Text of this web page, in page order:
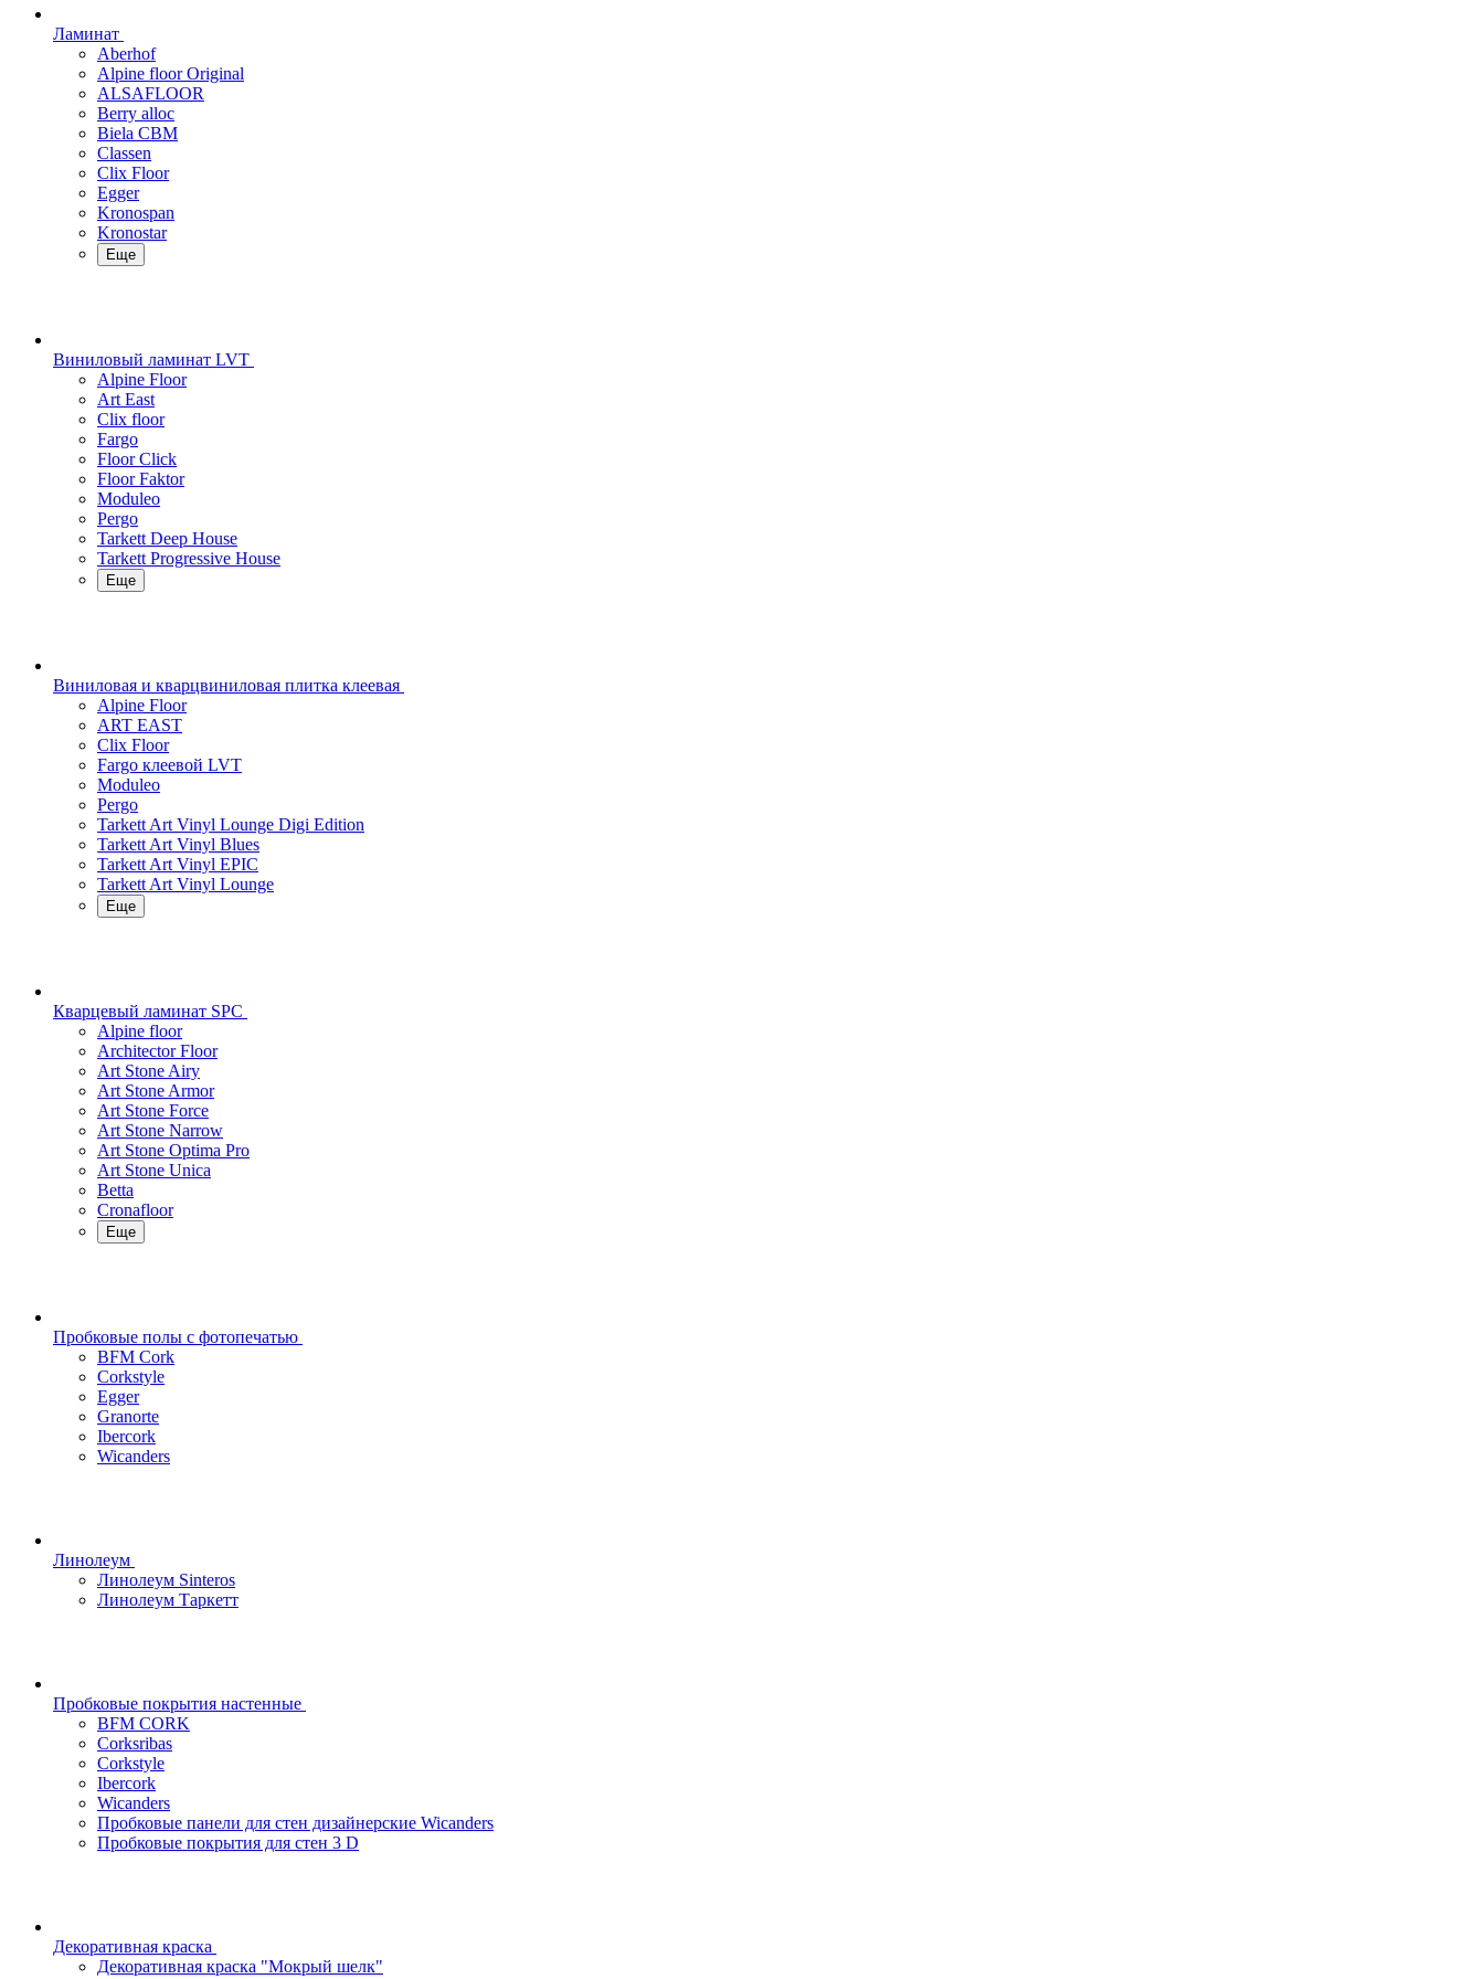
Ламинат
Aberhof
Alpine floor Original
ALSAFLOOR
Berry alloc
Biela CBM
Classen
Clix Floor
Egger
Kronospan
Kronostar
Еще
Виниловый ламинат LVT
Alpine Floor
Art East
Clix floor
Fargo
Floor Click
Floor Faktor
Moduleo
Pergo
Tarkett Deep House
Tarkett Progressive House
Еще
Виниловая и кварцвиниловая плитка клеевая
Alpine Floor
ART EAST
Clix Floor
Fargo клеевой LVT
Moduleo
Pergo
Tarkett Art Vinyl Lounge Digi Edition
Tarkett Art Vinyl Blues
Tarkett Art Vinyl EPIC
Tarkett Art Vinyl Lounge
Еще
Кварцевый ламинат SPC
Alpine floor
Architector Floor
Art Stone Airy
Art Stone Armor
Art Stone Force
Art Stone Narrow
Art Stone Optima Pro
Art Stone Unica
Betta
Cronafloor
Еще
Пробковые полы с фотопечатью
BFM Cork
Corkstyle
Egger
Granorte
Ibercork
Wicanders
Линолеум
Линолеум Sinteros
Линолеум Таркетт
Пробковые покрытия настенные
BFM CORK
Corksribas
Corkstyle
Ibercork
Wicanders
Пробковые панели для стен дизайнерские Wicanders
Пробковые покрытия для стен 3 D
Декоративная краска
Декоративная краска "Мокрый шелк"